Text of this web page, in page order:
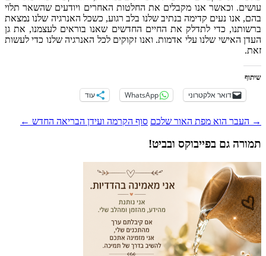
עושים. וכאשר אנו מקבלים את החלטות האחרים ויודעים שהשאר תלוי
בהם, אנו נעים קדימה בנתיב שלנו בלב רגוע, כשכל האנרגיה שלנו נמצאת
ברשותנו, כדי לתדלק את החיים החדשים שאנו בוראים לעצמנו, את גן
העדן האישי שלנו עלי אדמות. ואנו זקוקים לכל האנרגיה שלנו כדי לעשות
זאת.
שיתוף
דואר אלקטרוני WhatsApp עוד
ניווט
פוסטים
→ העבר הוא מפת האור שלכם סוף הקרמה ועידן הבריאה החדש ←
תמורה גם בפייבוקס ובביט!